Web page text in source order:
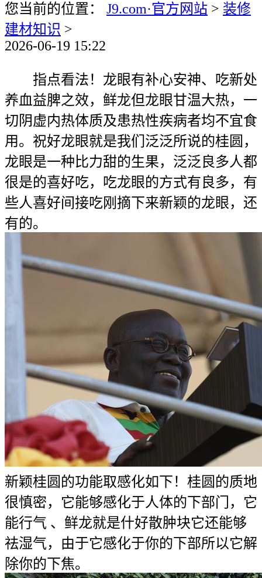
您当前的位置： J9.com·官方网站 > 装修
建材知识 >
2026-06-19 15:22
指点看法！龙眼有补心安神、吃新处
养血益脾之效，鲜龙但龙眼甘温大热，一
切阴虚内热体质及患热性疾病者均不宜食
用。祝好龙眼就是我们泛泛所说的桂圆，
龙眼是一种比力甜的生果，泛泛良多人都
很是的喜好吃，吃龙眼的方式有良多，有
些人喜好间接吃刚摘下来新颖的龙眼，还
有的。
新颖桂圆的功能取感化如下！桂圆的质地
很慎密，它能够感化于人体的下部门，它
能行气 、鲜龙就是什好散肿块它还能够
祛湿气，由于它感化于你的下部所以它解
除你的下焦。